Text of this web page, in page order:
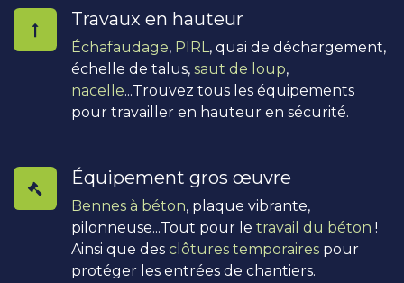
Travaux en hauteur
Échafaudage, PIRL , quai de déchargement,
échelle de talus, saut de loup,
nacelle...Trouvez tous les équipements
pour travailler en hauteur en sécurité.
Équipement gros œuvre
Bennes à béton, plaque vibrante,
pilonneuse...Tout pour le travail du béton !
Ainsi que des clôtures temporaires pour
protéger les entrées de chantiers.